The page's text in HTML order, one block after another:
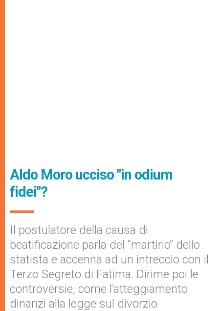
Aldo Moro ucciso "in odium
fidei"?
Il postulatore della causa di
beatificazione parla del “martirio” dello
statista e accenna ad un intreccio con il
Terzo Segreto di Fatima. Dirime poi le
controversie, come l’atteggiamento
dinanzi alla legge sul divorzio